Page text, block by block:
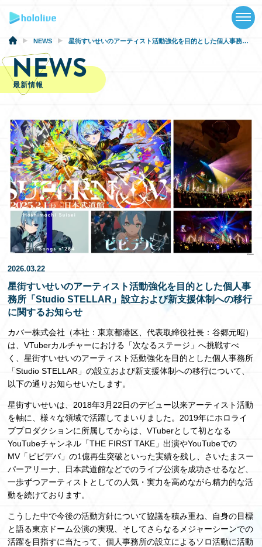
NEWS
SCHEDULE
EVENTS
VIDEOS
MUSIC
GOODS
SPECIAL
EN
NEWS 星街すいせいのアーティスト活動強化を目的とした個人事務所「Studio STELLAR」設立および新支援体制への移行に関するお知らせ
NEWS
最新情報
2026.03.22
星街すいせいのアーティスト活動強化を目的とした個人事
務所「Studio STELLAR」設立および新支援体制への移行
に関するお知らせ
カバー株式会社（本社：東京都港区、代表取締役社長：谷郷元昭）
は、VTuberカルチャーにおける「次なるステージ」へ挑戦すべ
く、星街すいせいのアーティスト活動強化を目的とした個人事務所
「Studio STELLAR」の設立および新支援体制への移行について、
以下の通りお知らせいたします。
星街すいせいは、2018年3月22日のデビュー以来アーティスト活動
を軸に、様々な領域で活躍してまいりました。2019年にホロライ
ブプロダクションに所属してからは、VTuberとして初となる
YouTubeチャンネル「THE FIRST TAKE」出演やYouTubeでの
MV「ビビデバ」の1億再生突破といった実績を残し、さいたまスー
パーアリーナ、日本武道館などでのライブ公演を成功させるなど、
一歩ずつアーティストとしての人気・実力を高めながら精力的な活
動を続けております。
こうした中で今後の活動方針について協議を積み重ね、自身の目標
と語る東京ドーム公演の実現、そしてさらなるメジャーシーンでの
活躍を目指すに当たって、個人事務所の設立によるソロ活動に活動